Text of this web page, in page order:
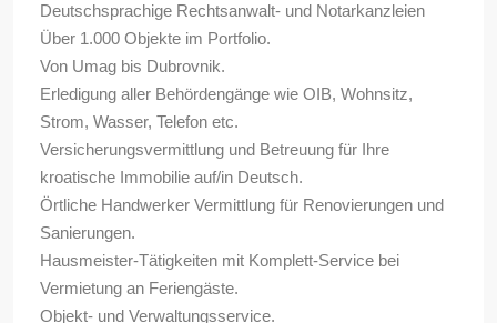
Deutschsprachige Rechtsanwalt- und Notarkanzleien
Über 1.000 Objekte im Portfolio.
Von Umag bis Dubrovnik.
Erledigung aller Behördengänge wie OIB, Wohnsitz,
Strom, Wasser, Telefon etc.
Versicherungsvermittlung und Betreuung für Ihre
kroatische Immobilie auf/in Deutsch.
Örtliche Handwerker Vermittlung für Renovierungen und
Sanierungen.
Hausmeister-Tätigkeiten mit Komplett-Service bei
Vermietung an Feriengäste.
Objekt- und Verwaltungsservice.